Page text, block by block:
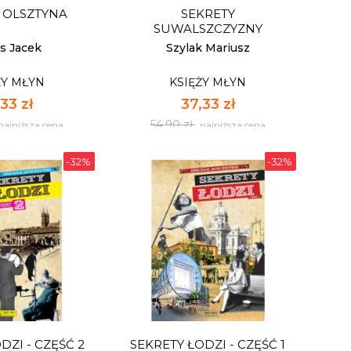
10
Dostępnych: 10
Ilość:
DO KOSZYKA
OLSZTYNA
Jacek
MŁYN
zł
cena
OLSZTYNA
MŁYN
zł
cena
SEKRETY
SUWALSZCZYZNY
Szylak Mariusz
KSIĘŻY MŁYN
37,33 zł
54,90 zł najniższa cena
SEKRETY
SUWALSZCZYZNY
KSIĘŻY MŁYN
37,33 zł
54,90 zł najniższa cena
-32%
- CZĘŚĆ 2
-32%
SEKRETY ŁODZI - CZĘŚĆ 1